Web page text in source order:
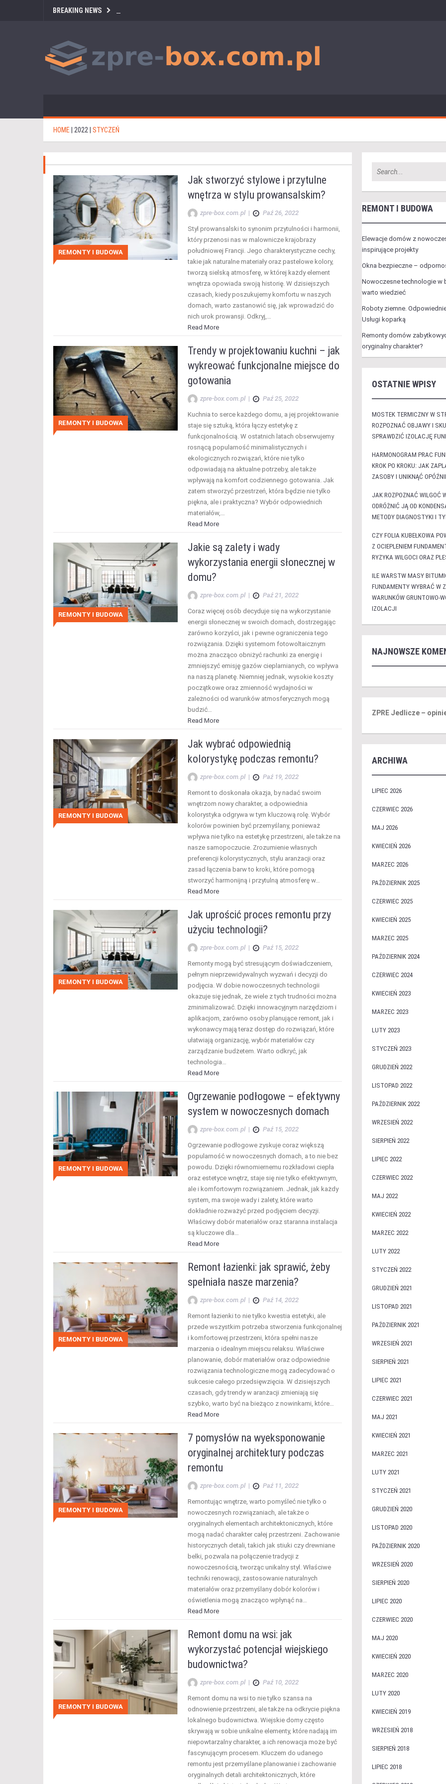
BREAKING NEWS
HOME 2022 STYCZEŃ
REMONTY I BUDOWA
Jak stworzyć stylowe i przytulne
wnętrza w stylu prowansalskim?
zpre-box.com.pl | Paź 26, 2022
Styl prowansalski to synonim przytulności i harmonii,
który przenosi nas w malownicze krajobrazy
południowej Francji. Jego charakterystyczne cechy,
takie jak naturalne materiały oraz pastelowe kolory,
tworzą sielską atmosferę, w której każdy element
wnętrza opowiada swoją historię. W dzisiejszych
czasach, kiedy poszukujemy komfortu w naszych
domach, warto zastanowić się, jak wprowadzić do
nich urok prowansji. Odkryj,…
Read More
REMONTY I BUDOWA
Trendy w projektowaniu kuchni – jak
wykreować funkcjonalne miejsce do
gotowania
zpre-box.com.pl | Paź 25, 2022
Kuchnia to serce każdego domu, a jej projektowanie
staje się sztuką, która łączy estetykę z
funkcjonalnością. W ostatnich latach obserwujemy
rosnącą popularność minimalistycznych i
ekologicznych rozwiązań, które nie tylko
odpowiadają na aktualne potrzeby, ale także
wpływają na komfort codziennego gotowania. Jak
zatem stworzyć przestrzeń, która będzie nie tylko
piękna, ale i praktyczna? Wybór odpowiednich
materiałów,…
Read More
REMONTY I BUDOWA
Jakie są zalety i wady
wykorzystania energii słonecznej w
domu?
zpre-box.com.pl | Paź 21, 2022
Coraz więcej osób decyduje się na wykorzystanie
energii słonecznej w swoich domach, dostrzegając
zarówno korzyści, jak i pewne ograniczenia tego
rozwiązania. Dzięki systemom fotowoltaicznym
można znacząco obniżyć rachunki za energię i
zmniejszyć emisję gazów cieplarnianych, co wpływa
na naszą planetę. Niemniej jednak, wysokie koszty
początkowe oraz zmienność wydajności w
zależności od warunków atmosferycznych mogą
budzić…
Read More
REMONTY I BUDOWA
Jak wybrać odpowiednią
kolorystykę podczas remontu?
zpre-box.com.pl | Paź 19, 2022
Remont to doskonała okazja, by nadać swoim
wnętrzom nowy charakter, a odpowiednia
kolorystyka odgrywa w tym kluczową rolę. Wybór
kolorów powinien być przemyślany, ponieważ
wpływa nie tylko na estetykę przestrzeni, ale także na
nasze samopoczucie. Zrozumienie własnych
preferencji kolorystycznych, stylu aranżacji oraz
zasad łączenia barw to kroki, które pomogą
stworzyć harmonijną i przytulną atmosferę w…
Read More
REMONTY I BUDOWA
Jak uprościć proces remontu przy
użyciu technologii?
zpre-box.com.pl | Paź 15, 2022
Remonty mogą być stresującym doświadczeniem,
pełnym nieprzewidywalnych wyzwań i decyzji do
podjęcia. W dobie nowoczesnych technologii
okazuje się jednak, że wiele z tych trudności można
zminimalizować. Dzięki innowacyjnym narzędziom i
aplikacjom, zarówno osoby planujące remont, jak i
wykonawcy mają teraz dostęp do rozwiązań, które
ułatwiają organizację, wybór materiałów czy
zarządzanie budżetem. Warto odkryć, jak
technologia…
Read More
REMONTY I BUDOWA
Ogrzewanie podłogowe – efektywny
system w nowoczesnych domach
zpre-box.com.pl | Paź 15, 2022
Ogrzewanie podłogowe zyskuje coraz większą
popularność w nowoczesnych domach, a to nie bez
powodu. Dzięki równomiernemu rozkładowi ciepła
oraz estetyce wnętrz, staje się nie tylko efektywnym,
ale i komfortowym rozwiązaniem. Jednak, jak każdy
system, ma swoje wady i zalety, które warto
dokładnie rozważyć przed podjęciem decyzji.
Właściwy dobór materiałów oraz staranna instalacja
są kluczowe dla…
Read More
REMONTY I BUDOWA
Remont łazienki: jak sprawić, żeby
spełniała nasze marzenia?
zpre-box.com.pl | Paź 14, 2022
Remont łazienki to nie tylko kwestia estetyki, ale
przede wszystkim potrzeba stworzenia funkcjonalnej
i komfortowej przestrzeni, która spełni nasze
marzenia o idealnym miejscu relaksu. Właściwe
planowanie, dobór materiałów oraz odpowiednie
rozwiązania technologiczne mogą zadecydować o
sukcesie całego przedsięwzięcia. W dzisiejszych
czasach, gdy trendy w aranżacji zmieniają się
szybko, warto być na bieżąco z nowinkami, które…
Read More
REMONTY I BUDOWA
7 pomysłów na wyeksponowanie
oryginalnej architektury podczas
remontu
zpre-box.com.pl | Paź 11, 2022
Remontując wnętrze, warto pomyśleć nie tylko o
nowoczesnych rozwiązaniach, ale także o
oryginalnych elementach architektonicznych, które
mogą nadać charakter całej przestrzeni. Zachowanie
historycznych detali, takich jak stiuki czy drewniane
belki, pozwala na połączenie tradycji z
nowoczesnością, tworząc unikalny styl. Właściwe
techniki renowacji, zastosowanie naturalnych
materiałów oraz przemyślany dobór kolorów i
oświetlenia mogą znacząco wpłynąć na…
Read More
REMONTY I BUDOWA
Remont domu na wsi: jak
wykorzystać potencjał wiejskiego
budownictwa?
zpre-box.com.pl | Paź 10, 2022
Remont domu na wsi to nie tylko szansa na
odnowienie przestrzeni, ale także na odkrycie piękna
lokalnego budownictwa. Wiejskie domy często
skrywają w sobie unikalne elementy, które nadają im
niepowtarzalny charakter, a ich renowacja może być
fascynującym procesem. Kluczem do udanego
remontu jest przemyślane planowanie i zachowanie
oryginalnych detali architektonicznych, które
REMONT I BUDOWA
Elewacje domów z
inspirujące projekty
Okna bezpieczne –
Nowoczesne technologie w
warto wiedzieć
Roboty ziemne.
Usługi koparką
Remonty domów
oryginalny charakter?
OSTATNIE WPISY
MOSTEK TERMICZNY W
ROZPOZNAĆ OBJAWY I
SPRAWDZIĆ IZOLACJĘ
HARMONOGRAM PRAC
KROK PO KROKU: JAK
ZASOBY I UNIKNĄĆ
JAK ROZPOZNAĆ WILGOĆ
ODRÓŻNIĆ JĄ OD
METODY DIAGNOSTYKI I
CZY FOLIA KUBEŁKOWA
Z OCIEPLENIEM
RYZYKA WILGOCI ORAZ
ILE WARSTW MASY
FUNDAMENTY WYBRAĆ W
WARUNKÓW GRUNTOWO-
IZOLACJI
NAJNOWSZE
ZPRE Jedlicze –
ARCHIWA
LIPIEC 2026
CZERWIEC 2026
MAJ 2026
KWIECIEŃ 2026
MARZEC 2026
PAŹDZIERNIK 2025
CZERWIEC 2025
KWIECIEŃ 2025
MARZEC 2025
PAŹDZIERNIK 2024
CZERWIEC 2024
KWIECIEŃ 2023
MARZEC 2023
LUTY 2023
STYCZEŃ 2023
GRUDZIEŃ 2022
LISTOPAD 2022
PAŹDZIERNIK 2022
WRZESIEŃ 2022
SIERPIEŃ 2022
LIPIEC 2022
CZERWIEC 2022
MAJ 2022
KWIECIEŃ 2022
MARZEC 2022
LUTY 2022
STYCZEŃ 2022
GRUDZIEŃ 2021
LISTOPAD 2021
PAŹDZIERNIK 2021
WRZESIEŃ 2021
SIERPIEŃ 2021
LIPIEC 2021
CZERWIEC 2021
MAJ 2021
KWIECIEŃ 2021
MARZEC 2021
LUTY 2021
STYCZEŃ 2021
GRUDZIEŃ 2020
LISTOPAD 2020
PAŹDZIERNIK 2020
WRZESIEŃ 2020
SIERPIEŃ 2020
LIPIEC 2020
CZERWIEC 2020
MAJ 2020
KWIECIEŃ 2020
MARZEC 2020
LUTY 2020
KWIECIEŃ 2019
WRZESIEŃ 2018
SIERPIEŃ 2018
LIPIEC 2018